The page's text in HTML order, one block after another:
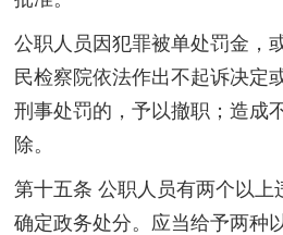
公职人员因犯罪被单处罚金，
民检察院依法作出不起诉决定
刑事处罚的，予以撤职；造成
除。
第十五条 公职人员有两个以上
确定政务处分。应当给予两种